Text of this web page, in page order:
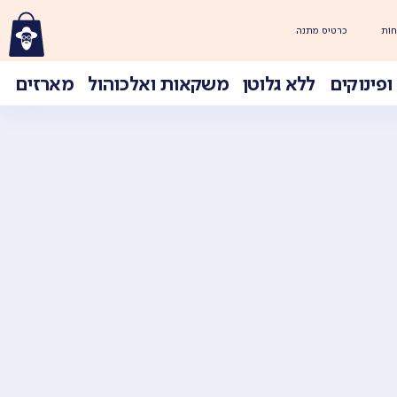
כרטיס מתנה
ללא גלוטן משקאות ואלכוהול מארזים